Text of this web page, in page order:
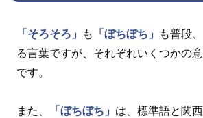
「そろそろ」 も 「ぼちぼち」
も普段
る言葉ですが、それぞれいくつかの
です。
また、 「ぼちぼち」 は、標準語と関